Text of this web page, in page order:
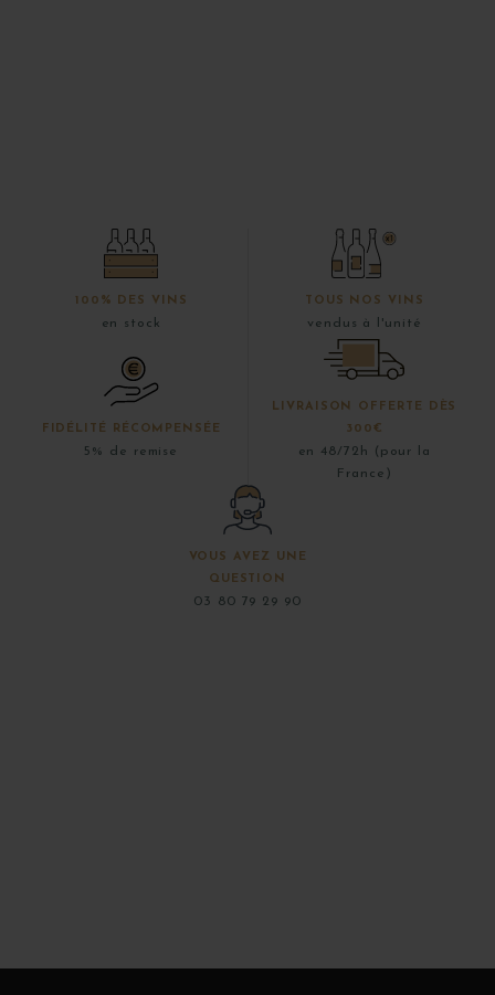
100% DES VINS
en stock
TOUS NOS VINS
vendus à l'unité
FIDÉLITÉ RÉCOMPENSÉE
5% de remise
LIVRAISON OFFERTE DÈS
300€
en 48/72h (pour la
France)
VOUS AVEZ UNE
QUESTION
03 80 79 29 90